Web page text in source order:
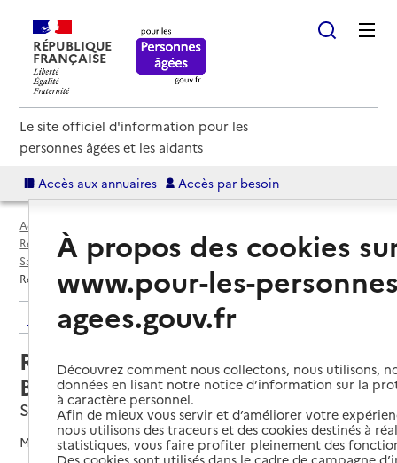
RÉPUBLIQUE
FRANÇAISE
Le site officiel d'information pour les
personnes âgées et les aidants
Accès aux annuaires Accès par besoin
Accueil
Résidences autonomie par département
Rhône (69D)
Sainte-Foy-l'Argentière
Résidence autonomie Les Balcons de la Brévenne
Retour aux résultats de l'annuaire
Résidence autonomie Les
Balcons de la Brévenne
Sainte-Foy-l'Argentière, RHONE
Mis à jour le15/06/2026
À propos des cookies
www.pour-les-
agees.gouv.fr
Découvrez comment nous collectons, nous utilisons,
données en lisant notre notice d’information sur la
à caractère personnel.
Afin de mieux vous servir et d’améliorer votre
nous utilisons des traceurs et des cookies destinés à
statistiques, vous faire profiter pleinement des